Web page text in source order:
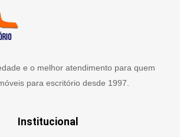
e o melhor atendimento para quem
para escritório desde 1997.
Institucional